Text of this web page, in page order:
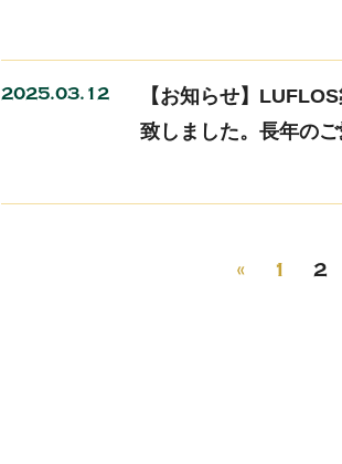
2025.03.12
【お知らせ】
致しました。長年の
« 1 2